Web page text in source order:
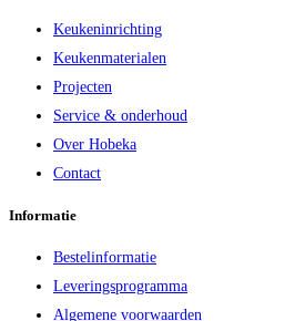
Keukeninrichting
Keukenmaterialen
Projecten
Service & onderhoud
Over Hobeka
Contact
Informatie
Bestelinformatie
Leveringsprogramma
Algemene voorwaarden